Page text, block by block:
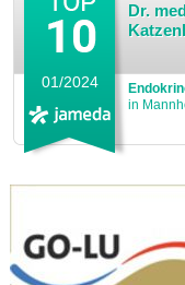
Dr.
in
01/2024